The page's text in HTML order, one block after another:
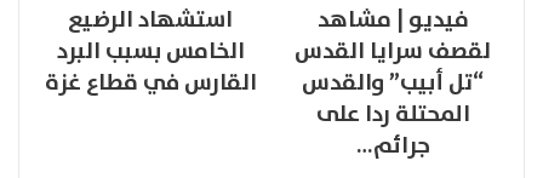
فيديو | مشاهد
لقصف سرايا القدس
“تل أبيب” والقدس
المحتلة ردا على
جرائم…
استشهاد الرضيع
الخامس بسبب البرد
القارس في قطاع غزة